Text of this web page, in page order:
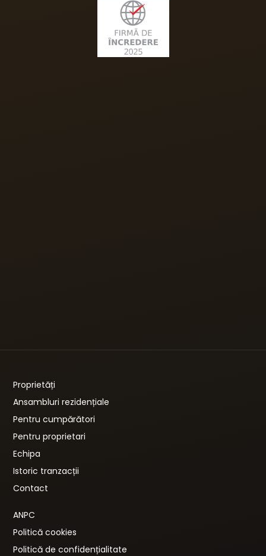
Proprietăți
Ansambluri rezidențiale
Pentru cumpărători
Pentru proprietari
Echipa
Istoric tranzacții
Contact
ANPC
Politică cookies
Politică de confidențialitate